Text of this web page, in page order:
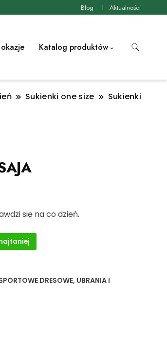
Blog Aktualności
Katalog produktów
Sukienki one size
Sukienki
się na co dzień.
DRESOWE, UBRANIA I